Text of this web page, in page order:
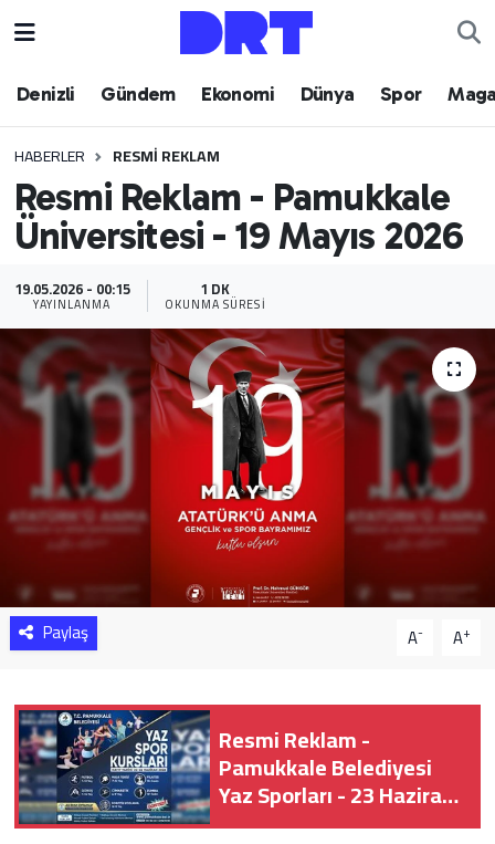
Denizli Gündem Ekonomi Dünya Spor
HABERLER RESMI REKLAM
Resmi Reklam - Pamukkale
Üniversitesi - 19 Mayıs 2026
19.05.2026 - 00:15
YAYINLANMA
1 DK
OKUNMA SÜRESI
Paylaş A- A+
Resmi Reklam -
Pamukkale Belediyesi
Yaz Sporları - 23 Haziran
2026
Denizli
Ekonomi
Dünya
Spor
Magazin
Teknoloji
Yaşam
Sağlık
Yazarlar
Resmi İlan
Resmi Reklam
Hava Durumu
Trafik Durumu
Puan Durumu ve Fikstür
Tüm Manşetler
Son Dakika Haberleri
Haber Arşivi